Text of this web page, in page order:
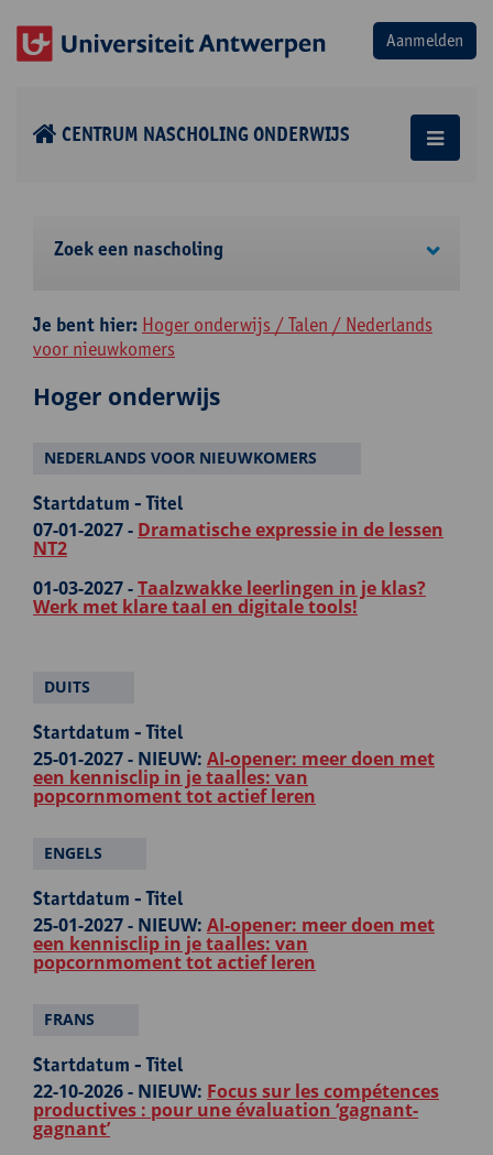
CENTRUM NASCHOLING ONDERWIJS
Zoek een nascholing
Je bent hier: Hoger onderwijs / Talen / Nederlands
voor nieuwkomers
Hoger onderwijs
NEDERLANDS VOOR NIEUWKOMERS
Startdatum - Titel
07-01-2027 - Dramatische expressie in de lessen
NT2
01-03-2027 -Taalzwakke leerlingen in je klas?
Werk met klare taal en digitale tools!
DUITS
Startdatum - Titel
25-01-2027 - NIEUW: AI-opener: meer doen met
een kennisclip in je taalles: van
popcornmoment tot actief leren
ENGELS
Startdatum - Titel
25-01-2027 - NIEUW: AI-opener: meer doen met
een kennisclip in je taalles: van
popcornmoment tot actief leren
FRANS
Startdatum - Titel
22-10-2026 - NIEUW: Focus sur les compétences
productives : pour une évaluation ‘gagnant-
gagnant’